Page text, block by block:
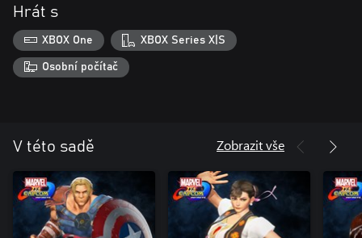
Hrát s
XBOX One XBOX Series X|S
Osobní počítač
V této sadě Zobrazit vše